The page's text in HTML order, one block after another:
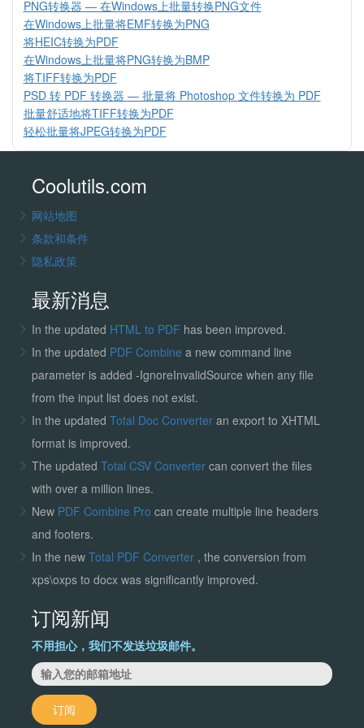
PNG转换器 — 在Windows上批量转换PNG文件
在Windows上批量将EMF转换为PNG
将HEIC转换为PDF
在Windows上批量将PNG转换为BMP
将TIFF转换为PDF
PSD 转 PDF 转换器 — 批量将 Photoshop 文件转换为 PDF
批量舒适地将TIFF转换为PDF
轻松批量将JPEG转换为PDF
Coolutils.com
网站地图
条款和条件
隐私政策
最新消息
In the updated HTML to PDF has been improved.
In the updated PDF Combine a new command line
parameter is added -IgnoreInvalidSource when any file
from the input list does not exist.
In the updated Total Doc Converter an export to XHTML
format is improved.
The updated Total CSV Convertercan convert the files
with over a million lines.
New PDF Combine Pro can create multiple line headers
and footers.
In the new Total PDF Converter , the conversion from
xps\oxps to docx was significantly improved.
订阅新闻
不用担心，我们不发送垃圾邮件。
订阅